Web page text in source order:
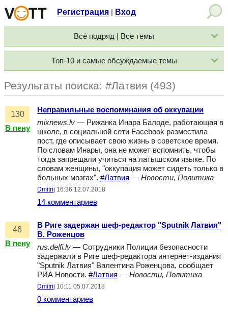
Регистрация Вход
Всё подряд | Все темы
Топ-10 и самые обсуждаемые темы
Результаты поиска: #Латвия (493)
130
В пену
Неправильные воспоминания об оккупации
mixnews.lv — Рижанка Инара Балоде, работающая в
школе, в социальной сети Facebook разместила
пост, где описывает свою жизнь в советское время.
По словам Инары, она не может вспомнить, чтобы
тогда запрещали учиться на латышском языке. По
словам женщины, "оккупация может сидеть только в
больных мозгах". #Латвия — Новости, Политика
Dmitrij 16:36 12.07.2018
14 комментариев
46
В пену
В Риге задержан шеф-редактор "Sputnik Латвия"
В. Роженцов
rus.delfi.lv — Сотрудники Полиции безопасности
задержали в Риге шеф-редактора интернет-издания
"Sputnik Латвия" Валентина Роженцова, сообщает
РИА Новости. #Латвия — Новости, Политика
Dmitrij 10:11 05.07.2018
0 комментариев